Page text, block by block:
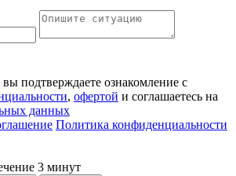
подтверждаете ознакомление с
, офертой и соглашаетесь на
данных
Политика конфиденциальности
3 минут